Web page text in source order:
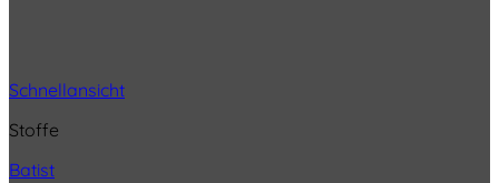
Schnellansicht
Stoffe
Batist